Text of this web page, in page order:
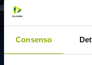
Consenso